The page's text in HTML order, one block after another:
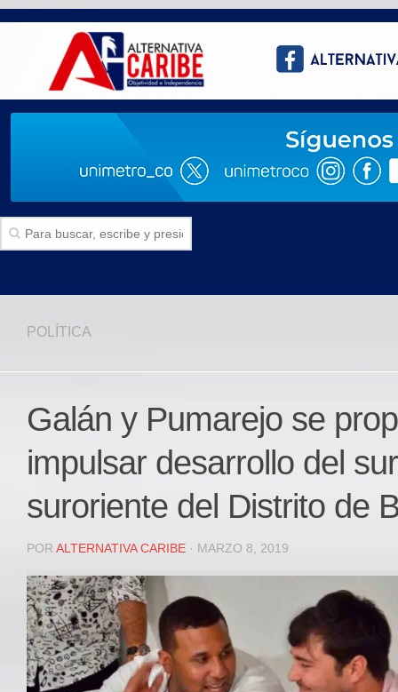
Politica
Deportes
JUDICIAL
REGIONAL
DEPARTAMENTAL
OPINIÓN
Contactenos
facebook
POLÍTICA
Galán y Pumarejo se
impulsar desarrollo del
suroriente del Distrito de
POR ALTERNATIVA CARIBE · MARZO 8, 2019